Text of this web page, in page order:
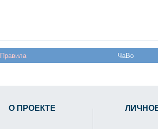
Правила ЧаВо
О ПРОЕКТЕ